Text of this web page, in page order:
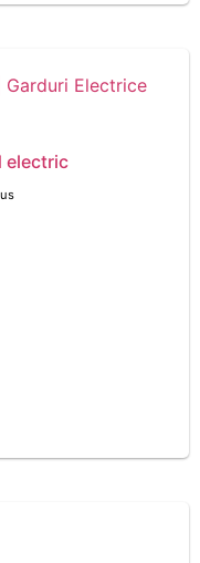
electric